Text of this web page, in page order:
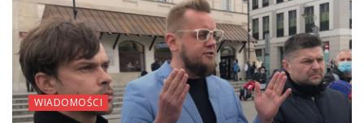
WIADOMOŚCI